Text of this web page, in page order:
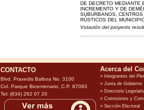
DE DECRETO MEDIANTE
INCREMENTO Y DE
SUBURBANOS,
RÚSTICOS DEL
Votación del proyecto
CONTACTO
Blvd. Praxedis Balboa No. 3100
Col. Parque Bicentenario, C.P. 87083
Tel: (834) 262 07 20